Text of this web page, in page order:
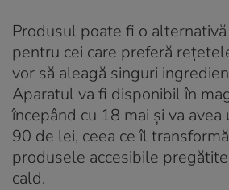
Produsul poate fi o
pentru cei care preferă
vor să aleagă singuri
Aparatul va fi disponibil în
începând cu 18 mai și va
90 de lei, ceea ce îl
produsele accesibile
cald.